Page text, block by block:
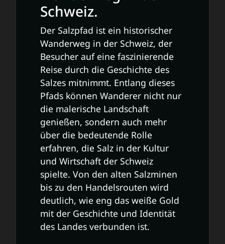
Schweiz.
Der Salzpfad ist ein historischer
Wanderweg in der Schweiz, der
Besucher auf eine faszinierende
Reise durch die Geschichte des
Salzes mitnimmt. Entlang dieses
Pfads können Wanderer nicht nur
die malerische Landschaft
genießen, sondern auch mehr
über die bedeutende Rolle
erfahren, die Salz in der Kultur
und Wirtschaft der Schweiz
spielte. Von den alten Salzminen
bis zu den Handelsrouten wird
deutlich, wie eng das weiße Gold
mit der Geschichte und Identität
des Landes verbunden ist.